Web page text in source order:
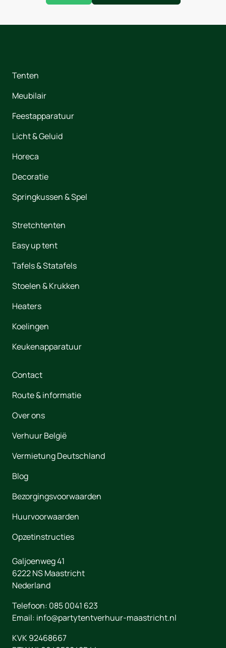
Tenten
Meubilair
Feestapparatuur
Licht & Geluid
Horeca
Decoratie
Springkussen & Spel
Stretchtenten
Easy up tent
Tafels & Statafels
Stoelen & Krukken
Heaters
Koelingen
Keukenapparatuur
Contact
Route & informatie
Over ons
Verhuur België
Vermietung Deutschland
Blog
Bezorgingsvoorwaarden
Huurvoorwaarden
Opzetinstructies
Galjoenweg 41
6222 NSMaastricht
Nederland
Telefoon: 085 0041 623
Email: info@partytentverhuur-maastricht.nl
KVK 92468667